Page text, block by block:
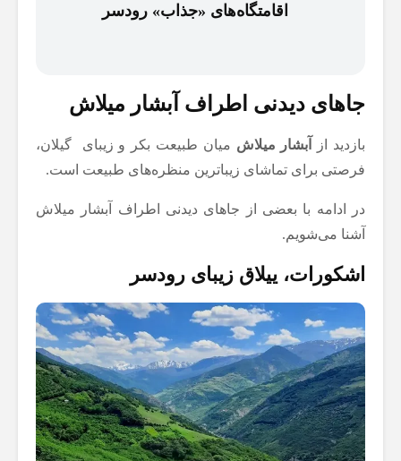
اقامتگاه‌های «جذاب» رودسر
جاهای دیدنی اطراف آبشار میلاش
بازدید از آبشار میلاش میان طبیعت بکر و زیبای گیلان،
فرصتی برای تماشای زیباترین منظره‌های طبیعت است.
در ادامه با بعضی از جاهای دیدنی اطراف آبشار میلاش
آشنا می‌شویم.
اشکورات، ییلاق زیبای رودسر